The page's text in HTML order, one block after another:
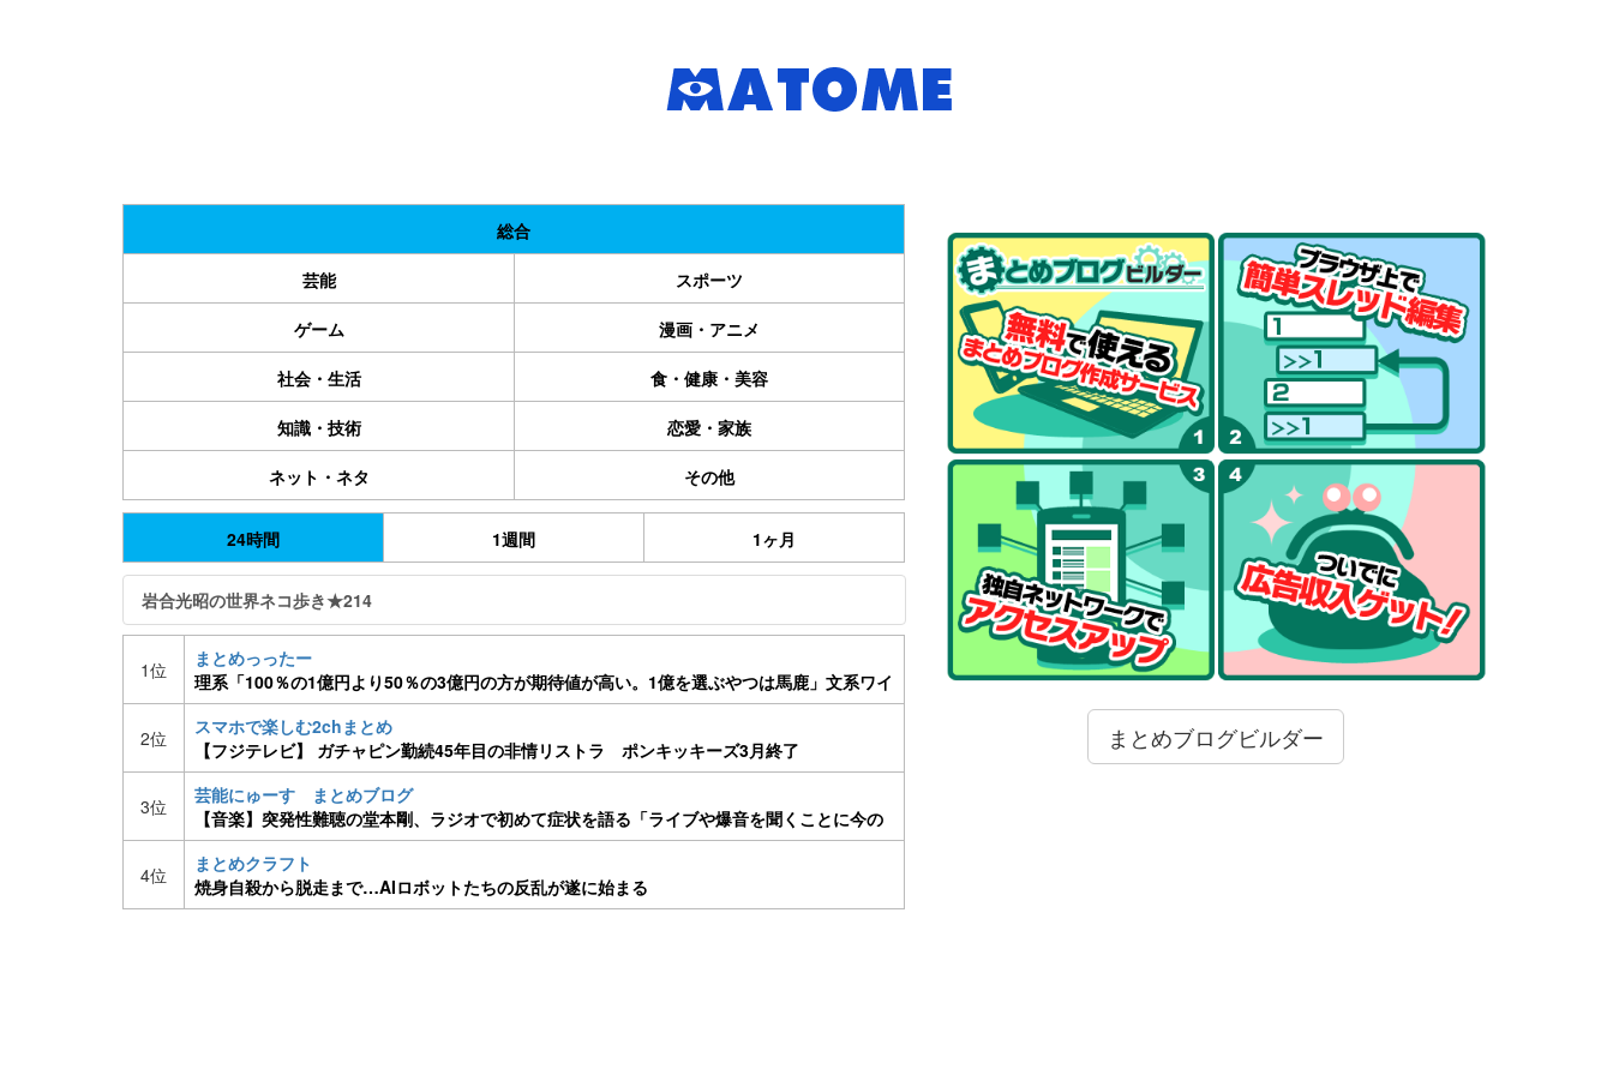
総合
芸能 スポーツ
ゲーム 漫画・アニメ
社会・生活 食・健康・美容
知識・技術 恋愛・家族
ネット・ネタ その他
24時間 1週間 1ヶ月
岩合光昭の世界ネコ歩き★214
1位
まとめっったー
理系「100％の1億円より50％の3億円の方が期待値が高い。1億を選ぶやつは馬鹿」文系ワイ
「はえー」
2位
スマホで楽しむ2chまとめ
【フジテレビ】 ガチャピン勤続45年目の非情リストラ ポンキッキーズ3月終了
［H30/2/13］
3位
芸能にゅーす まとめブログ
【音楽】突発性難聴の堂本剛、ラジオで初めて症状を語る「ライブや爆音を聞くことに今の
僕は耐えられない」
4位
まとめクラフト
焼身自殺から脱走まで…AIロボットたちの反乱が遂に始まる
まとめブログビルダー